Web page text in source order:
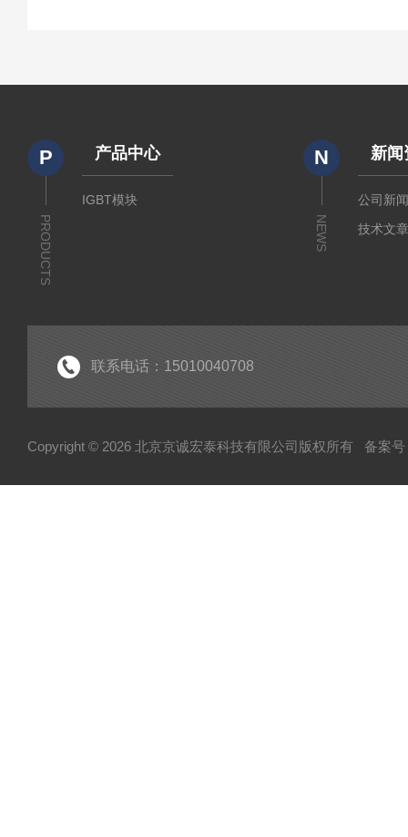
P
PRODUCTS
产品中心
IGBT模块
N
NEWS
新闻
公司新
技术文
联系电话：15010040708
Copyright © 2026 北京京诚宏泰科技有限公司版权所有 备案号